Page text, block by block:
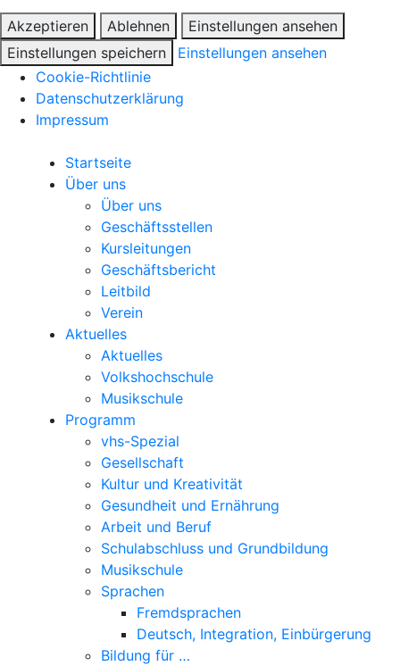
Akzeptieren Ablehnen
Einstellungen ansehen
Einstellungen speichern
Einstellungen ansehen
Cookie-Richtlinie
Datenschutzerklärung
Impressum
Startseite
Über uns
Über uns
Geschäftsstellen
Kursleitungen
Geschäftsbericht
Leitbild
Verein
Aktuelles
Aktuelles
Volkshochschule
Musikschule
Programm
vhs-Spezial
Gesellschaft
Kultur und Kreativität
Gesundheit und Ernährung
Arbeit und Beruf
Schulabschluss und Grundbildung
Musikschule
Sprachen
Fremdsprachen
Deutsch, Integration, Einbürgerung
Bildung für …